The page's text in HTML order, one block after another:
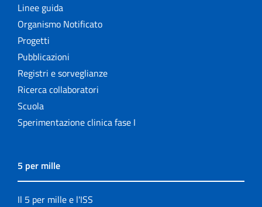
Linee guida
Organismo Notificato
Progetti
Pubblicazioni
Registri e sorveglianze
Ricerca collaboratori
Scuola
Sperimentazione clinica fase I
5 per mille
Il 5 per mille e l'ISS